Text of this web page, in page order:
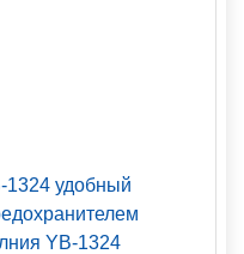
1324 удобный
YB-1324